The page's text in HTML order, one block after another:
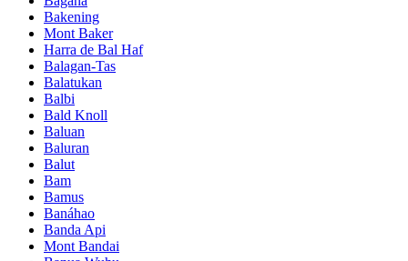
Bakening
Mont Baker
Harra de Bal Haf
Balagan-Tas
Balatukan
Balbi
Bald Knoll
Baluan
Baluran
Balut
Bam
Bamus
Banáhao
Banda Api
Mont Bandai